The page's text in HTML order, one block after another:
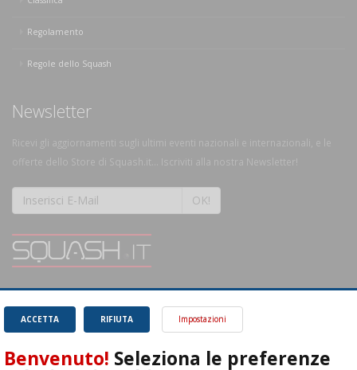
Regolamento
Regole dello Squash
Newsletter
Ricevi gli aggiornamenti sugli ultimi eventi nazionali e internazionali, e le
offerte dello Store di Squash.it... Iscriviti alla nostra Newsletter!
OK!
magnifico sport.
Leggi
RIFIUTA
ACCETTA Impostazioni
Benvenuto! Seleziona le preferenze